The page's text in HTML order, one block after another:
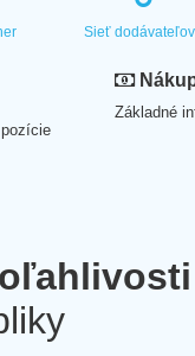
Sieť dodávateľov
Základné